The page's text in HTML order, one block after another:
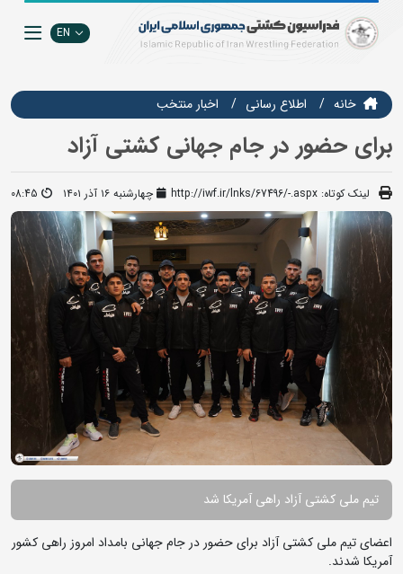
EN
خانه اطلاع رسانی اخبار منتخب
برای حضور در جام جهانی کشتی آزاد
لینک کوتاه: http://iwf.ir/lnks/67496/-.aspx چهارشنبه ۱۶ آذر ۱۴۰۱ 08:45
تیم ملی کشتی آزاد راهی آمریکا شد
اعضای تیم ملی کشتی آزاد برای حضور در جام جهانی بامداد امروز راهی کشور
آمریکا شدند.